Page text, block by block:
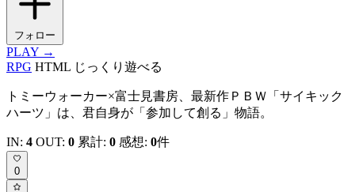
フォロー
PLAY →
RPG HTML じっくり遊べる
トミーウォーカー×富士見書房、最新作ＰＢＷ「サイキック
ハーツ」は、君自身が「参加して創る」物語。
IN: 4 OUT: 0 累計: 0 感想: 0件
0